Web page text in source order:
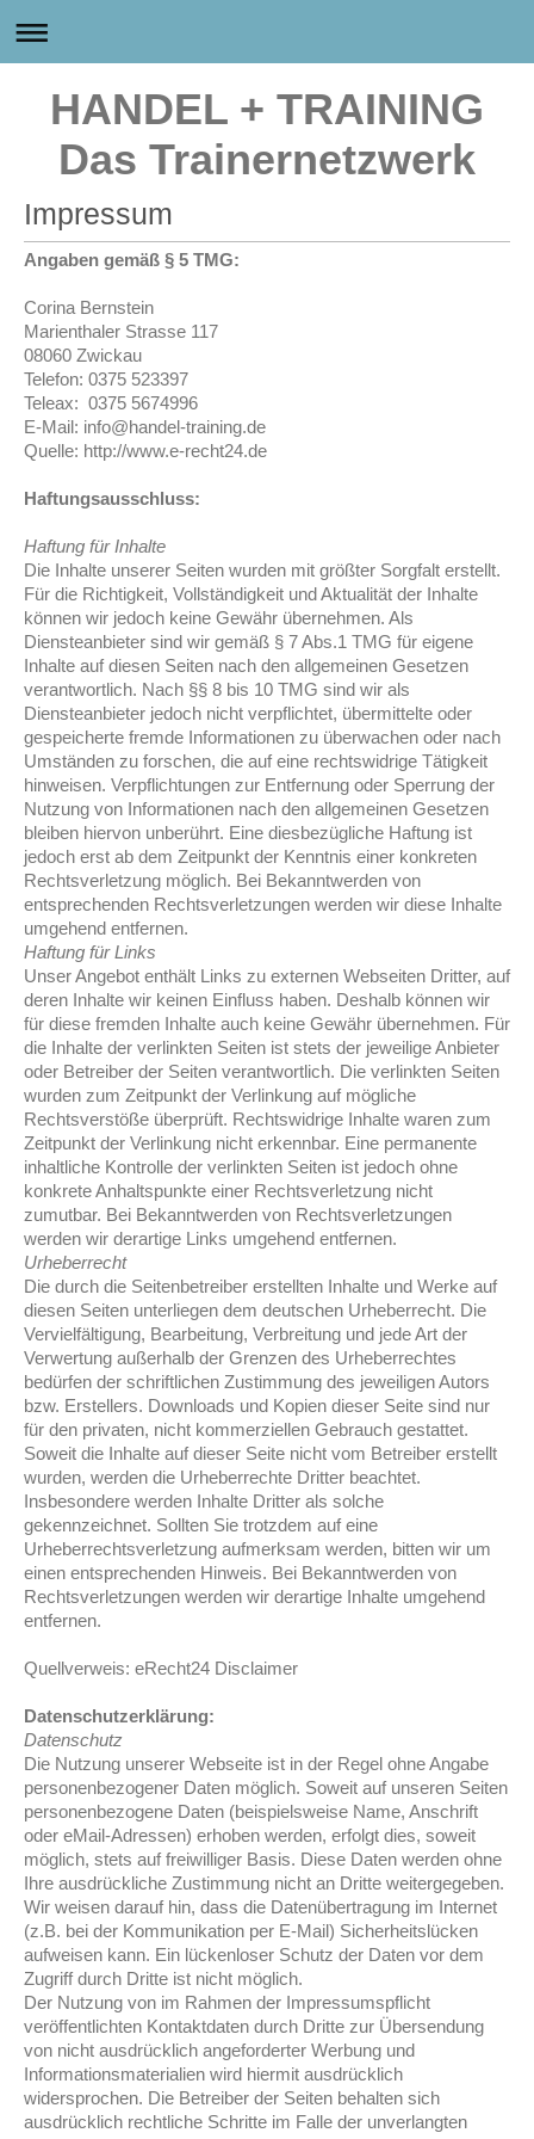
HANDEL + TRAINING
Das Trainernetzwerk
Impressum
Angaben gemäß § 5 TMG:
Corina Bernstein
Marienthaler Strasse 117
08060 Zwickau
Telefon: 0375 523397
Teleax: 0375 5674996
E-Mail: info@handel-training.de
Quelle: http://www.e-recht24.de
Haftungsausschluss:
Haftung für Inhalte
Die Inhalte unserer Seiten wurden mit größter Sorgfalt erstellt.
Für die Richtigkeit, Vollständigkeit und Aktualität der Inhalte
können wir jedoch keine Gewähr übernehmen. Als
Diensteanbieter sind wir gemäß § 7 Abs.1 TMG für eigene
Inhalte auf diesen Seiten nach den allgemeinen Gesetzen
verantwortlich. Nach §§ 8 bis 10 TMG sind wir als
Diensteanbieter jedoch nicht verpflichtet, übermittelte oder
gespeicherte fremde Informationen zu überwachen oder nach
Umständen zu forschen, die auf eine rechtswidrige Tätigkeit
hinweisen. Verpflichtungen zur Entfernung oder Sperrung der
Nutzung von Informationen nach den allgemeinen Gesetzen
bleiben hiervon unberührt. Eine diesbezügliche Haftung ist
jedoch erst ab dem Zeitpunkt der Kenntnis einer konkreten
Rechtsverletzung möglich. Bei Bekanntwerden von
entsprechenden Rechtsverletzungen werden wir diese Inhalte
umgehend entfernen.
Haftung für Links
Unser Angebot enthält Links zu externen Webseiten Dritter, auf
deren Inhalte wir keinen Einfluss haben. Deshalb können wir
für diese fremden Inhalte auch keine Gewähr übernehmen. Für
die Inhalte der verlinkten Seiten ist stets der jeweilige Anbieter
oder Betreiber der Seiten verantwortlich. Die verlinkten Seiten
wurden zum Zeitpunkt der Verlinkung auf mögliche
Rechtsverstöße überprüft. Rechtswidrige Inhalte waren zum
Zeitpunkt der Verlinkung nicht erkennbar. Eine permanente
inhaltliche Kontrolle der verlinkten Seiten ist jedoch ohne
konkrete Anhaltspunkte einer Rechtsverletzung nicht
zumutbar. Bei Bekanntwerden von Rechtsverletzungen
werden wir derartige Links umgehend entfernen.
Urheberrecht
Die durch die Seitenbetreiber erstellten Inhalte und Werke auf
diesen Seiten unterliegen dem deutschen Urheberrecht. Die
Vervielfältigung, Bearbeitung, Verbreitung und jede Art der
Verwertung außerhalb der Grenzen des Urheberrechtes
bedürfen der schriftlichen Zustimmung des jeweiligen Autors
bzw. Erstellers. Downloads und Kopien dieser Seite sind nur
für den privaten, nicht kommerziellen Gebrauch gestattet.
Soweit die Inhalte auf dieser Seite nicht vom Betreiber erstellt
wurden, werden die Urheberrechte Dritter beachtet.
Insbesondere werden Inhalte Dritter als solche
gekennzeichnet. Sollten Sie trotzdem auf eine
Urheberrechtsverletzung aufmerksam werden, bitten wir um
einen entsprechenden Hinweis. Bei Bekanntwerden von
Rechtsverletzungen werden wir derartige Inhalte umgehend
entfernen.
Quellverweis: eRecht24 Disclaimer
Datenschutzerklärung:
Datenschutz
Die Nutzung unserer Webseite ist in der Regel ohne Angabe
personenbezogener Daten möglich. Soweit auf unseren Seiten
personenbezogene Daten (beispielsweise Name, Anschrift
oder eMail-Adressen) erhoben werden, erfolgt dies, soweit
möglich, stets auf freiwilliger Basis. Diese Daten werden ohne
Ihre ausdrückliche Zustimmung nicht an Dritte weitergegeben.
Wir weisen darauf hin, dass die Datenübertragung im Internet
(z.B. bei der Kommunikation per E-Mail) Sicherheitslücken
aufweisen kann. Ein lückenloser Schutz der Daten vor dem
Zugriff durch Dritte ist nicht möglich.
Der Nutzung von im Rahmen der Impressumspflicht
veröffentlichten Kontaktdaten durch Dritte zur Übersendung
von nicht ausdrücklich angeforderter Werbung und
Informationsmaterialien wird hiermit ausdrücklich
widersprochen. Die Betreiber der Seiten behalten sich
ausdrücklich rechtliche Schritte im Falle der unverlangten